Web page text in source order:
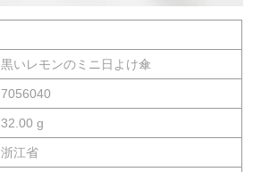
黒いレモンのミニ日よけ傘
7056040
32.00 g
浙江省